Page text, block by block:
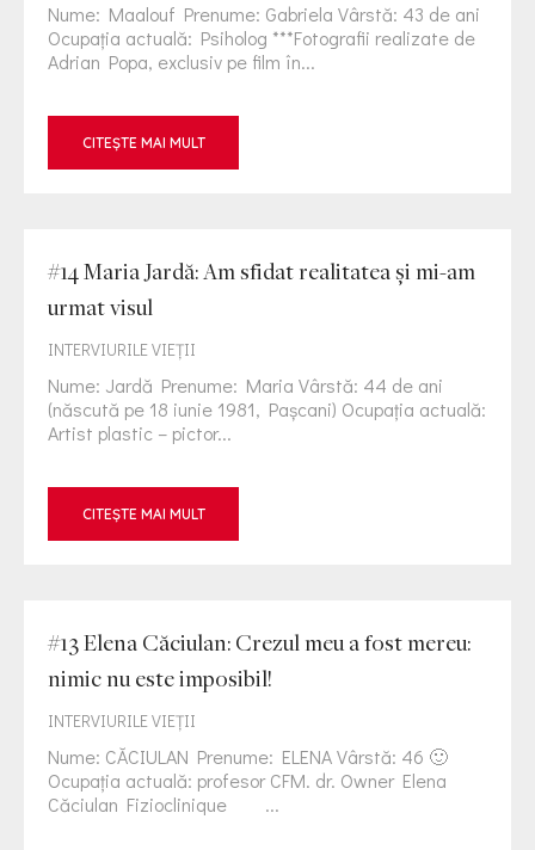
Nume: Maalouf Prenume: Gabriela Vârstă: 43 de ani
Ocupația actuală: Psiholog ***Fotografii realizate de
Adrian Popa, exclusiv pe film în...
CITEȘTE MAI MULT
#14 Maria Jardă: Am sfidat realitatea și mi-am
urmat visul
INTERVIURILE VIEŢII
Nume: Jardă Prenume: Maria Vârstă: 44 de ani
(născută pe 18 iunie 1981, Pașcani) Ocupația actuală:
Artist plastic – pictor...
CITEȘTE MAI MULT
#13 Elena Căciulan: Crezul meu a fost mereu:
nimic nu este imposibil!
INTERVIURILE VIEŢII
Nume: CĂCIULAN Prenume: ELENA Vârstă: 46 🙂
Ocupația actuală: profesor CFM. dr. Owner Elena
Căciulan Fizioclinique ...